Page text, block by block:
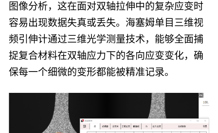
图像分析，这在面对双轴拉伸中的复杂应变时
容易出现数据失真或丢失。海塞姆单目三维视
频引伸计通过三维光学测量技术，能够全面捕
捉复合材料在双轴应力下的各向应变变化，确
保每一个细微的变形都能被精准记录。